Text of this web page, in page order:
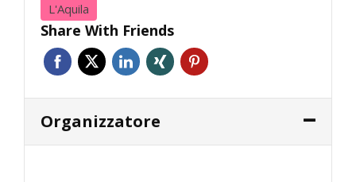
L'Aquila
Share With Friends
Organizzatore